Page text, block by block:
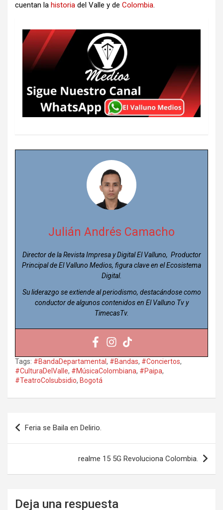
cuentan la historia del Valle y de Colombia.
Julián Andrés Camacho
Director de la Revista Impresa y Digital El Valluno, Productor
Principal de El Valluno Medios, figura clave en el Ecosistema
Digital.
Su liderazgo se extiende al periodismo, destacándose como
conductor de algunos contenidos en El Valluno Tv y
TimecasTv.
Tags: #BandaDepartamental, #Bandas, #Conciertos,
#CulturaDelValle, #MúsicaColombiana, #Paipa,
#TeatroColsubsidio, Bogotá
Navegación
de
Feria se Baila en Delirio.
realme 15 5G Revoluciona Colombia.
Deja una respuesta